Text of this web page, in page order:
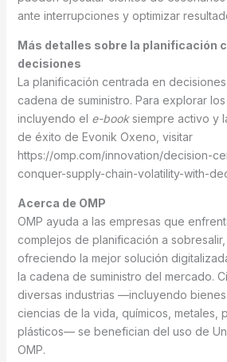
ante interrupciones y optimizar
Más detalles sobre la planificación
decisiones
La planificación centrada en
cadena de suministro. Para explorar
incluyendo el e-booksiempre activo y
de éxito de Evonik Oxeno, visitar
https://omp.com/innovation/decision-
conquer-supply-chain-volatility-with-
Acerca de OMP
OMP ayuda a las empresas que
complejos de planificación a
ofreciendo la mejor solución
la cadena de suministro del mercado.
diversas industrias —incluyendo bienes
ciencias de la vida, químicos, metales,
plásticos— se benefician del uso de
OMP.